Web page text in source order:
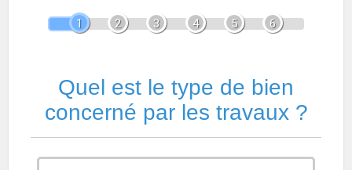
1 2 3 4 5 6
Quel est le type de bien
concerné par les travaux ?